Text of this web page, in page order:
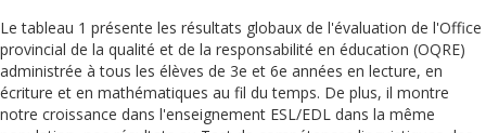
Le tableau 1 présente les résultats globaux de l'évaluation de l'Office
provincial de la qualité et de la responsabilité en éducation (OQRE)
administrée à tous les élèves de 3e et 6e années en lecture, en
écriture et en mathématiques au fil du temps. De plus, il montre
notre croissance dans l'enseignement ESL/EDL dans la même